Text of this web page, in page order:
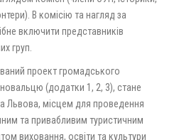
В комісію та нагляд за
включити представників
груп.
проект громадського
(додатки 1, 2, 3), стане
Львова, місцем для проведення
та привабливим туристичним
виховання, освіти та культури